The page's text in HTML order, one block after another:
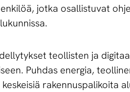
jotka osallistuvat
teollisten ja
Puhdas energia,
rakennuspalikoita